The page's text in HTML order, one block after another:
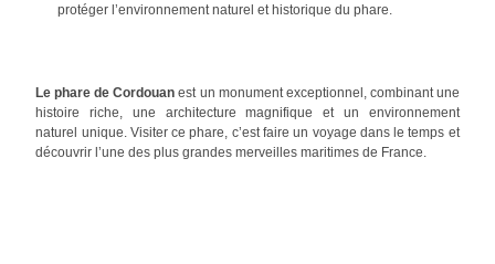
protéger l’environnement naturel et historique du phare.
Le phare de Cordouan est un monument exceptionnel, combinant une
histoire riche, une architecture magnifique et un environnement
naturel unique. Visiter ce phare, c’est faire un voyage dans le temps et
découvrir l’une des plus grandes merveilles maritimes de France.